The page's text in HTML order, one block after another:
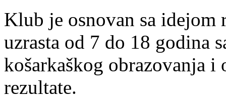
Klub je osnovan sa idejom
uzrasta od 7 do 18 godina
košarkaškog obrazovanja i
rezultate.